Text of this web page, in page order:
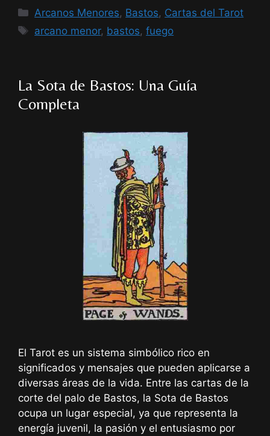
Categorías
Arcanos Menores, Bastos, Cartas del Tarot
Etiquetas
arcano menor, bastos,fuego
La Sota de Bastos: Una Guía
Completa
El Tarot es un sistema simbólico rico en
significados y mensajes que pueden aplicarse a
diversas áreas de la vida. Entre las cartas de la
corte del palo de Bastos, la Sota de Bastos
ocupa un lugar especial, ya que representa la
energía juvenil, la pasión y el entusiasmo por